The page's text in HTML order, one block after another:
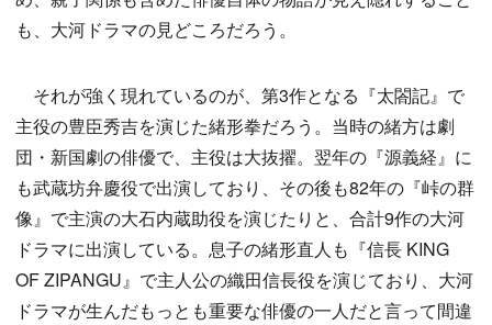
も、大河ドラマの見どころだろう。
それが強く現れているのが、第3作となる『太閤記』で
主役の豊臣秀吉を演じた緒形拳だろう。当時の緒方は劇
団・新国劇の俳優で、主役は大抜擢。翌年の『源義経』に
も武蔵坊弁慶役で出演しており、その後も82年の『峠の群
像』で主演の大石内蔵助役を演じたりと、合計9作の大河
ドラマに出演している。息子の緒形直人も『信長 KING
OF ZIPANGU』で主人公の織田信長役を演じており、大河
ドラマが生んだもっとも重要な俳優の一人だと言って間違